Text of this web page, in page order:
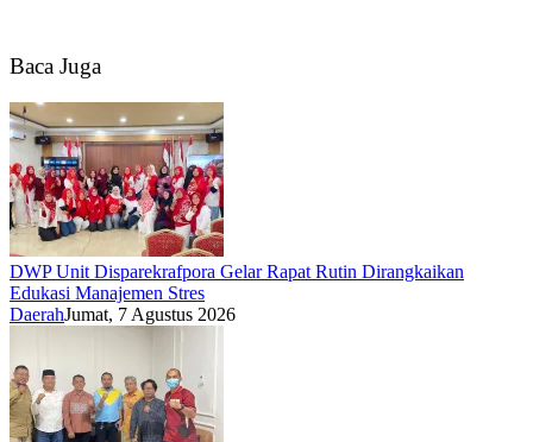
Baca Juga
DWP Unit Disparekrafpora Gelar Rapat Rutin Dirangkaikan
Edukasi Manajemen Stres
DaerahJumat, 7 Agustus 2026